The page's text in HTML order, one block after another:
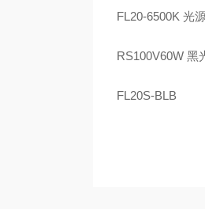
FL20-6500K 光
RS100V60W 黑
FL20S-BLB